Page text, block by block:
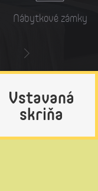
Nábytkové zámky
Vstavaná
skriňa